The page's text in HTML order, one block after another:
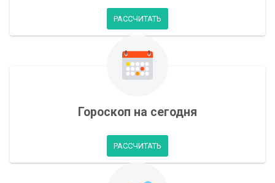
РАССЧИТАТЬ
Гороскоп на сегодня
РАССЧИТАТЬ